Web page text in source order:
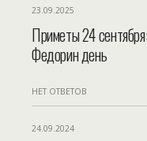
23.09.2025
Приметы 24
Федорин день
НЕТ ОТВЕТОВ
24.09.2024